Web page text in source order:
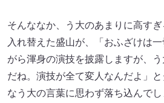
そんななか、う大のあまりに高す
入れ替えた盛山が、「おふざけは
がら渾身の演技を披露しますが、
だね。演技が全て変人なんだよ」
なう大の言葉に思わず落ち込んで